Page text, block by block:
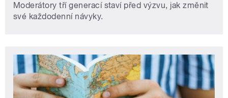
Moderátory tří generací staví před výzvu, jak změnit
své každodenní návyky.